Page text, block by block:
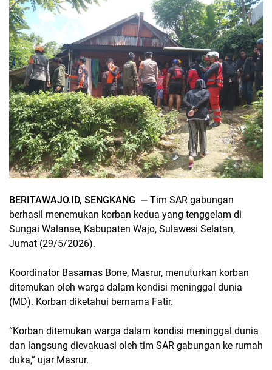
BERITAWAJO.ID, SENGKANG — Tim SAR gabungan
berhasil menemukan korban kedua yang tenggelam di
Sungai Walanae, Kabupaten Wajo, Sulawesi Selatan,
Jumat (29/5/2026).
Koordinator Basarnas Bone, Masrur, menuturkan korban
ditemukan oleh warga dalam kondisi meninggal dunia
(MD). Korban diketahui bernama Fatir.
“Korban ditemukan warga dalam kondisi meninggal dunia
dan langsung dievakuasi oleh tim SAR gabungan ke rumah
duka,” ujar Masrur.